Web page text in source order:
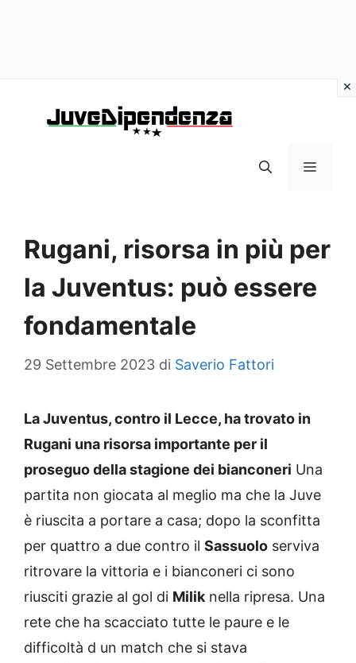
MENU
Rugani, risorsa in più per
la Juventus: può essere
fondamentale
29 Settembre 2023 di Saverio Fattori
La Juventus, contro il Lecce, ha trovato in
Rugani una risorsa importante per il
proseguo della stagione dei bianconeri Una
partita non giocata al meglio ma che la Juve
è riuscita a portare a casa; dopo la sconfitta
per quattro a due contro il Sassuolo serviva
ritrovare la vittoria e i bianconeri ci sono
riusciti grazie al gol di Milik nella ripresa. Una
rete che ha scacciato tutte le paure e le
difficoltà d un match che si stava